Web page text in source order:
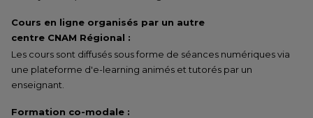
Cours en ligne organisés par un autre
centre CNAM Régional :
Les cours sont diffusés sous forme de séances numériques via
une plateforme d'e-learning animés et tutorés par un
enseignant.
Formation co-modale :